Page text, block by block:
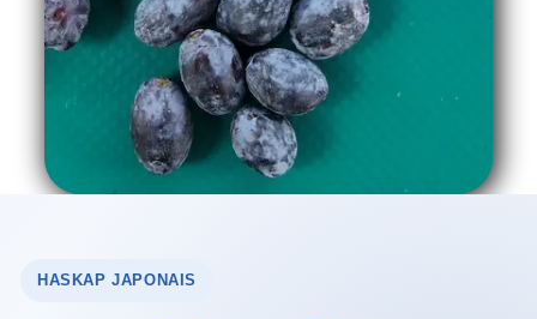
HASKAP JAPONAIS